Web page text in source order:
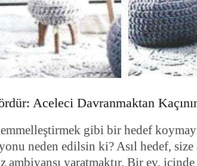
Aceleci Davranmaktan
gibi bir hedef
neden edilsin ki? Asıl hedef,
ambiyansı yaratmaktır. Bir ev,